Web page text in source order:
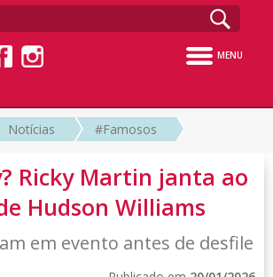
MENU
Notícias #Famosos
Ricky Martin janta ao
Hudson Williams
em evento antes de desfile